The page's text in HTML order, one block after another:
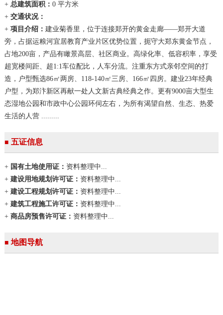
+ 总建筑面积： 0 平方米
+ 交通状况：
+ 项目介绍： 建业菊香里，位于连接郑开的黄金走廊——郑开大道
旁，占据运粮河宜居教育产业片区优势位置，扼守大郑东黄金节点，
占地200亩，产品有瞰景高层、社区商业。高绿化率、低容积率，享受
超宽楼间距、超1:1车位配比，人车分流。注重东方式亲邻空间的打
造，户型甄选86㎡两房、118-140㎡三房、166㎡四房。建业23年经典
户型，为郑汴新区再献一处人文新古典经典之作。更有9000亩大型生
态湿地公园和市政中心公园环伺左右，为所有渴望自然、生态、热爱
生活的人营 .........
■ 五证信息
+ 国有土地使用证： 资料整理中...
+ 建设用地规划许可证： 资料整理中...
+ 建设工程规划许可证： 资料整理中...
+ 建筑工程施工许可证： 资料整理中...
+ 商品房预售许可证： 资料整理中...
■ 地图导航